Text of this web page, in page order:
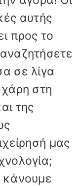
αυτής
προς το
σε λίγα
στη
της
μας
κάνουμε